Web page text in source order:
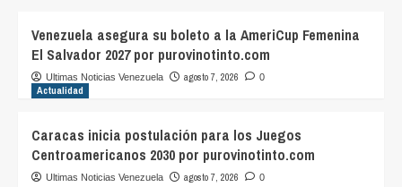
Venezuela asegura su boleto a la AmeriCup Femenina
El Salvador 2027 por purovinotinto.com
Ultimas Noticias Venezuela agosto 7, 2026 0
Actualidad
Caracas inicia postulación para los Juegos
Centroamericanos 2030 por purovinotinto.com
Ultimas Noticias Venezuela agosto 7, 2026 0